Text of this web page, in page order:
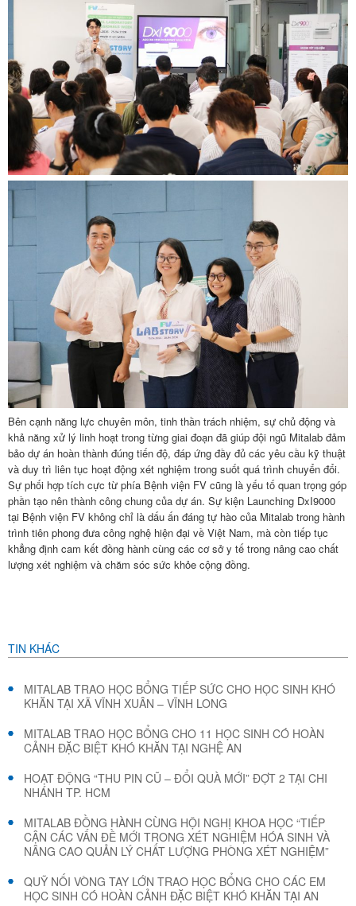
Bên cạnh năng lực chuyên môn, tinh thần trách nhiệm, sự chủ động và
khả năng xử lý linh hoạt trong từng giai đoạn đã giúp đội ngũ Mitalab đảm
bảo dự án hoàn thành đúng tiến độ, đáp ứng đầy đủ các yêu cầu kỹ thuật
và duy trì liên tục hoạt động xét nghiệm trong suốt quá trình chuyển đổi.
Sự phối hợp tích cực từ phía Bệnh viện FV cũng là yếu tố quan trọng góp
phần tạo nên thành công chung của dự án. Sự kiện Launching DxI9000
tại Bệnh viện FV không chỉ là dấu ấn đáng tự hào của Mitalab trong hành
trình tiên phong đưa công nghệ hiện đại về Việt Nam, mà còn tiếp tục
khẳng định cam kết đồng hành cùng các cơ sở y tế trong nâng cao chất
lượng xét nghiệm và chăm sóc sức khỏe cộng đồng.
TIN KHÁC
MITALAB TRAO HỌC BỔNG TIẾP SỨC CHO HỌC SINH KHÓ
KHĂN TẠI XÃ VĨNH XUÂN – VĨNH LONG
MITALAB TRAO HỌC BỔNG CHO 11 HỌC SINH CÓ HOÀN
CẢNH ĐẶC BIỆT KHÓ KHĂN TẠI NGHỆ AN
HOẠT ĐỘNG “THU PIN CŨ – ĐỔI QUÀ MỚI” ĐỢT 2 TẠI CHI
NHÁNH TP. HCM
MITALAB ĐỒNG HÀNH CÙNG HỘI NGHỊ KHOA HỌC “TIẾP
CẬN CÁC VẤN ĐỀ MỚI TRONG XÉT NGHIỆM HÓA SINH VÀ
NÂNG CAO QUẢN LÝ CHẤT LƯỢNG PHÒNG XÉT NGHIỆM”
QUỸ NỐI VÒNG TAY LỚN TRAO HỌC BỔNG CHO CÁC EM
HỌC SINH CÓ HOÀN CẢNH ĐẶC BIỆT KHÓ KHĂN TẠI AN